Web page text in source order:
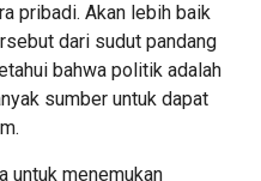
pribadi. Akan lebih baik
dari sudut pandang
bahwa politik adalah
sumber untuk dapat
untuk menemukan